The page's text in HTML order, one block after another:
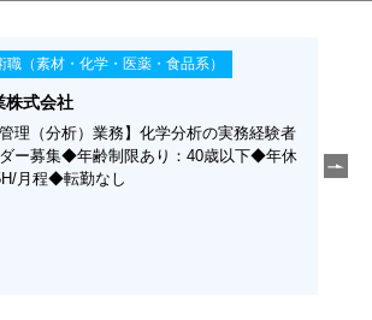
職（素材・化学・医薬・食品系）
株式会社
管理（分析）業務】化学分析の実務経験者
ー募集◆年齢制限あり：40歳以下◆年休
月程◆転勤なし
大
築